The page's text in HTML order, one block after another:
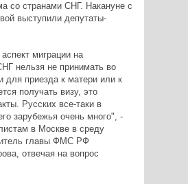
со странами СНГ. Накануне с
выступили депутаты-
миграции на
нельзя не принимать во
для приезда к матери или к
получать визу, это
Русских все-таки в
зарубежья очень много", -
в Москве в среду
главы ФМС РФ
отвечая на вопрос